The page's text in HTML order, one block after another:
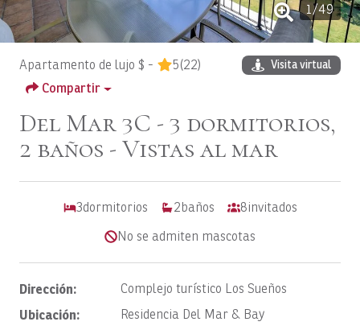
1/49
Apartamento de lujo $ - 5(22) Visita virtual
Compartir
Del Mar 3C - 3 dormitorios,
2 baños - Vistas al mar
3dormitorios 2baños 8invitados
No se admiten mascotas
Dirección: Complejo turístico Los Sueños
Ubicación: Residencia Del Mar & Bay